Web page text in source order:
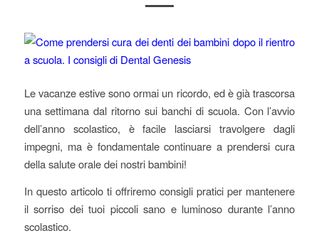
Le vacanze estive sono ormai un ricordo, ed è già trascorsa
una settimana dal ritorno sui banchi di scuola. Con l’avvio
dell’anno scolastico, è facile lasciarsi travolgere dagli
impegni, ma è fondamentale continuare a prendersi cura
della salute orale dei nostri bambini!
In questo articolo ti offriremo consigli pratici per mantenere
il sorriso dei tuoi piccoli sano e luminoso durante l’anno
scolastico.